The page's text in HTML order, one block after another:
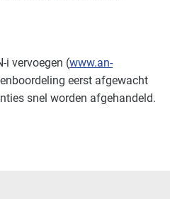
i vervoegen (www.an-
eerst afgewacht
snel worden afgehandeld.